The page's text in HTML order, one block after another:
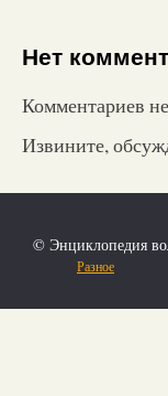
Нет
Комментариев
Извините,
© Энциклопедия
Разное